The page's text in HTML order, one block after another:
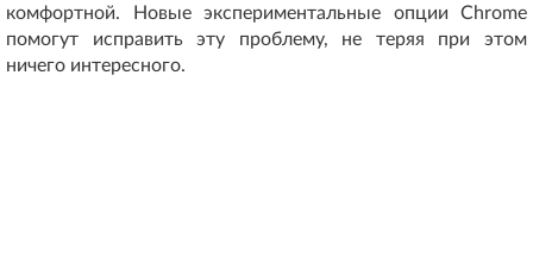
комфортной. Новые экспериментальные опции Chrome
помогут исправить эту проблему, не теряя при этом
ничего интересного.